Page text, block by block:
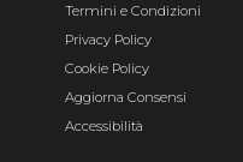
Termini e Condizioni
Privacy Policy
Cookie Policy
Aggiorna Consensi
Accessibilità